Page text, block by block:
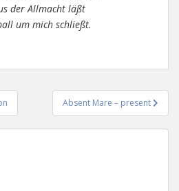
der Allmacht läßt
um mich schließt.
Absent Mare – present